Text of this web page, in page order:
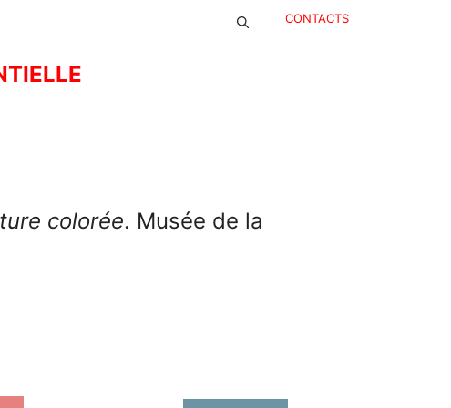
CONTACTS
colorée. Musée de la